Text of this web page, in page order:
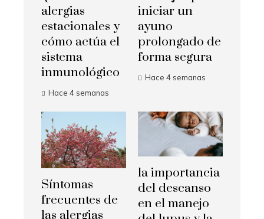
alergias
estacionales y
cómo actúa el
sistema
inmunológico
Hace 4 semanas
iniciar un
ayuno
prolongado de
forma segura
Hace 4 semanas
Síntomas
frecuentes de
las alergias
la importancia
del descanso
en el manejo